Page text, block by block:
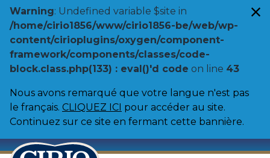
Warning: Undefined variable $site in
/home/cirio1856/www/cirio1856-be/web/wp-
content/cirioplugins/oxygen/component-
framework/components/classes/code-
block.class.php(133) : eval()'d code on line 43
Nous avons remarqué que votre langue n'est pas
le français. CLIQUEZ ICI pour accéder au site.
Continuez sur ce site en fermant cette bannière.